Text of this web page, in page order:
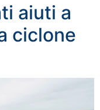
aiuti a
ciclone